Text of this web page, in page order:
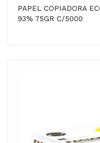
PAPEL COPIADORA
93% 75GR C/5000